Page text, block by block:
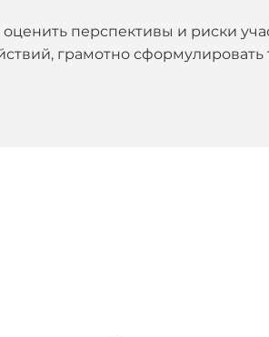
перспективы и риски
грамотно сформулировать